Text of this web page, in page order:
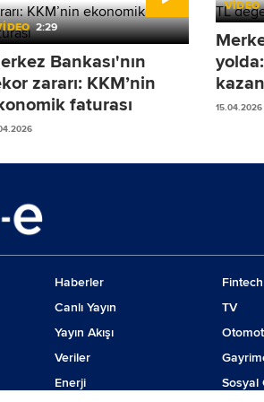
2:29
Bankası'nın
zararı: KKM’nin
faturası
VİDEO
15.04.2026
Haberler
Canlı Yayın
Yayın Akışı
Veriler
Enerji
Fintech
TV
Sosyal